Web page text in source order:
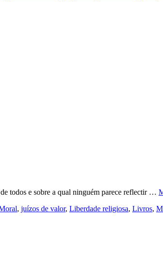
todos e sobre a qual ninguém parece reflectir …
, juízos de valor, Liberdade religiosa, Livros,